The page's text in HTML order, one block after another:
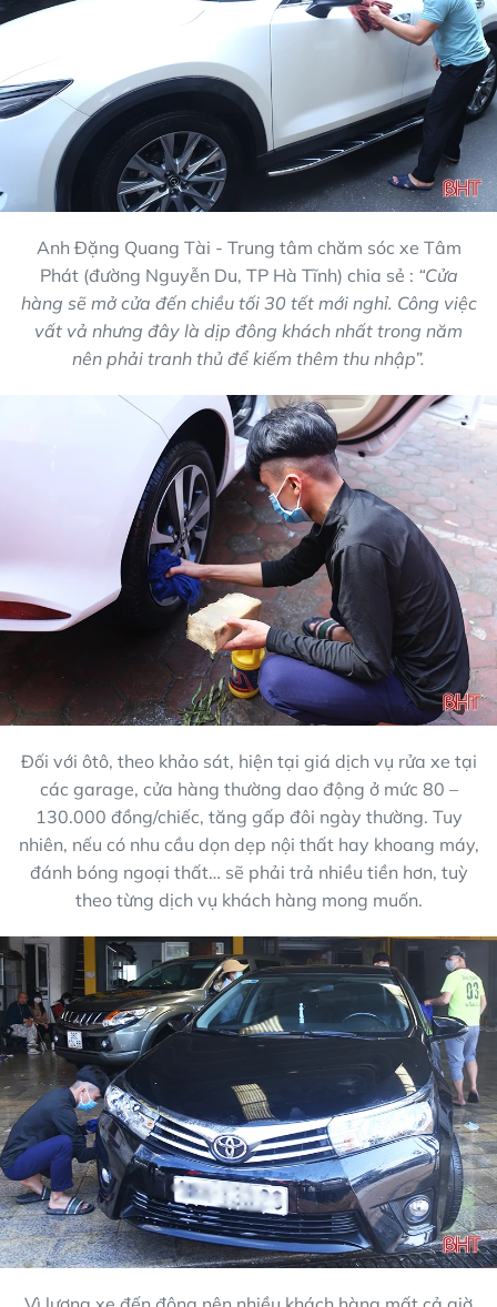
Anh Đặng Quang Tài - Trung tâm chăm sóc xe Tâm
Phát (đường Nguyễn Du, TP Hà Tĩnh) chia sẻ : “Cửa
hàng sẽ mở cửa đến chiều tối 30 tết mới nghỉ. Công việc
vất vả nhưng đây là dịp đông khách nhất trong năm
nên phải tranh thủ để kiếm thêm thu nhập”.
Đối với ôtô, theo khảo sát, hiện tại giá dịch vụ rửa xe tại
các garage, cửa hàng thường dao động ở mức 80 –
130.000 đồng/chiếc, tăng gấp đôi ngày thường. Tuy
nhiên, nếu có nhu cầu dọn dẹp nội thất hay khoang máy,
đánh bóng ngoại thất… sẽ phải trả nhiều tiền hơn, tuỳ
theo từng dịch vụ khách hàng mong muốn.